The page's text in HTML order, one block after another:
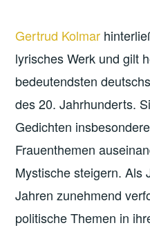
Gertrud Kolmar
lyrisches Werk und gilt
bedeutendsten
des 20. Jahrhunderts.
Gedichten
Frauenthemen
Mystische steigern. Als
Jahren zunehmend
politische Themen in